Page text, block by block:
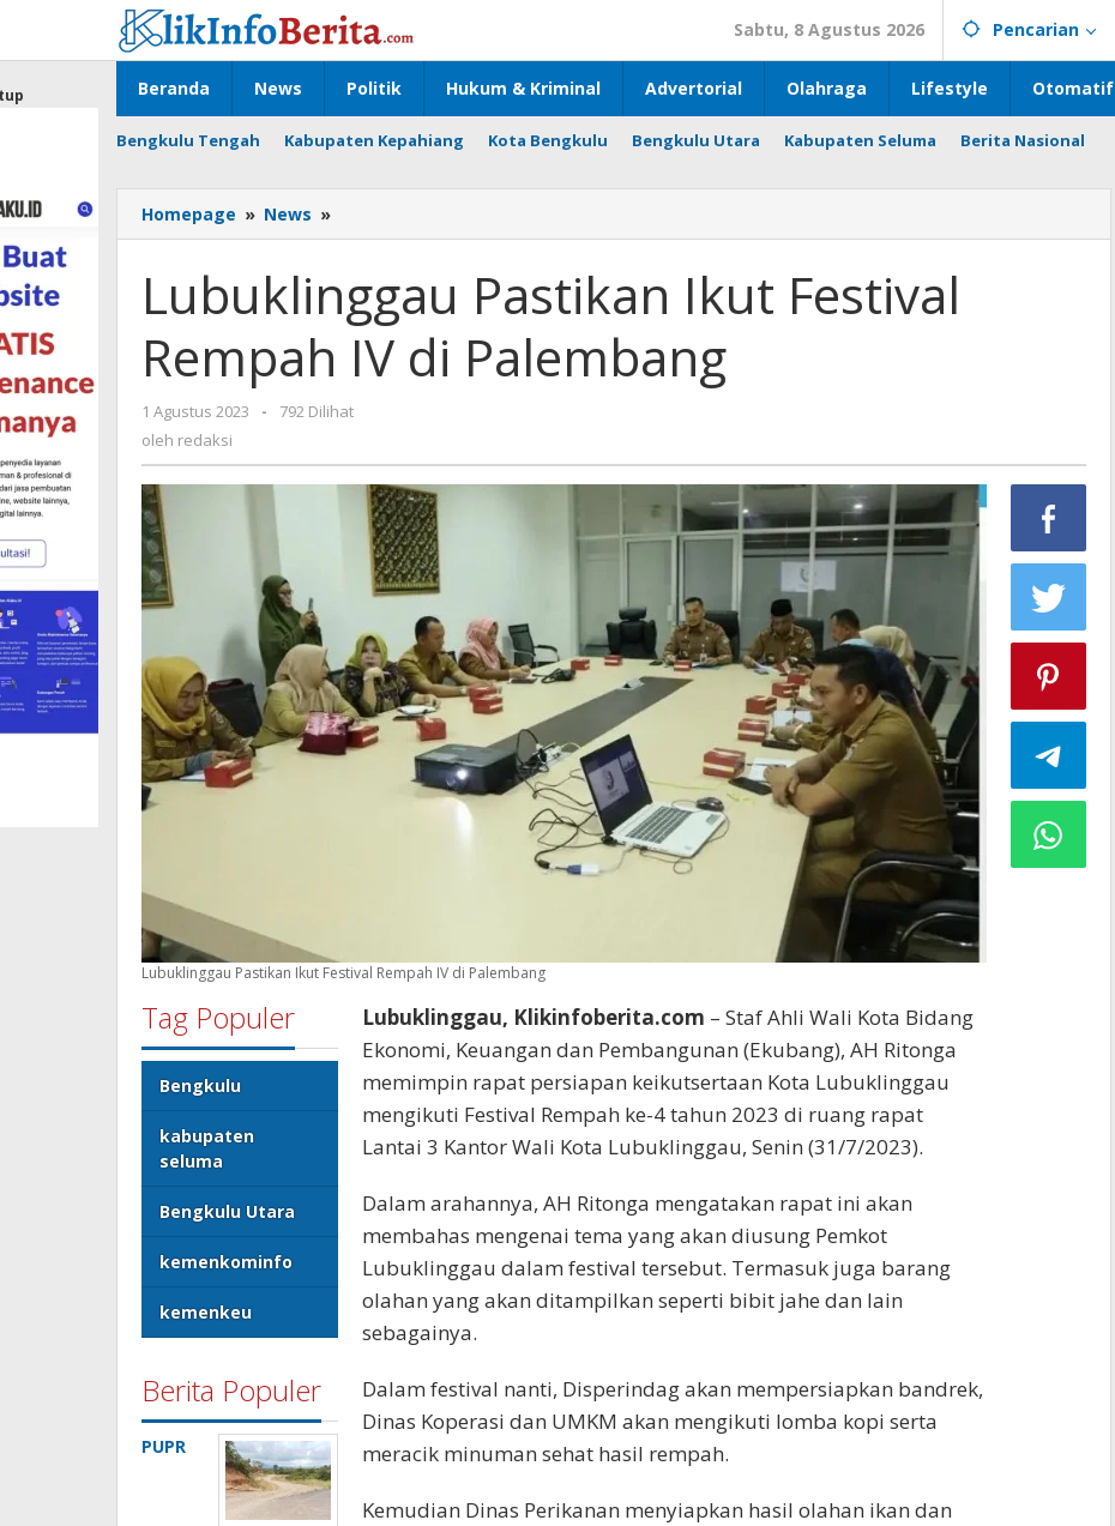
konten
Sabtu, 8 Agustus 2026 Pencarian
Beranda News Politik Hukum & Kriminal Advertorial Olahraga Lifestyle Otomatif
Bengkulu Tengah Kabupaten Kepahiang Kota Bengkulu Bengkulu Utara Kabupaten Seluma Berita Nasional
Homepage » News »
Pastikan
Festival
Rempah
Lubuklinggau Pastikan Ikut Festival
Rempah IV di Palembang
1 Agustus 2023
oleh
-
792 Dilihat
oleh redaksi
Lubuklinggau Pastikan Ikut Festival Rempah IV di Palembang
Tag Populer
Bengkulu
kabupaten
seluma
Bengkulu Utara
kemenkominfo
kemenkeu
Berita Populer
PUPR
Lubuklinggau, Klikinfoberita.com – Staf Ahli Wali Kota Bidang
Ekonomi, Keuangan dan Pembangunan (Ekubang), AH Ritonga
memimpin rapat persiapan keikutsertaan Kota Lubuklinggau
mengikuti Festival Rempah ke-4 tahun 2023 di ruang rapat
Lantai 3 Kantor Wali Kota Lubuklinggau, Senin (31/7/2023).
Dalam arahannya, AH Ritonga mengatakan rapat ini akan
membahas mengenai tema yang akan diusung Pemkot
Lubuklinggau dalam festival tersebut. Termasuk juga barang
olahan yang akan ditampilkan seperti bibit jahe dan lain
sebagainya.
Dalam festival nanti, Disperindag akan mempersiapkan bandrek,
Dinas Koperasi dan UMKM akan mengikuti lomba kopi serta
meracik minuman sehat hasil rempah.
Kemudian Dinas Perikanan menyiapkan hasil olahan ikan dan